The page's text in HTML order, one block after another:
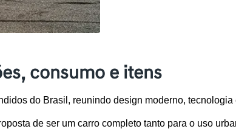
consumo e itens
do Brasil, reunindo design moderno,
de ser um carro completo tanto para o uso